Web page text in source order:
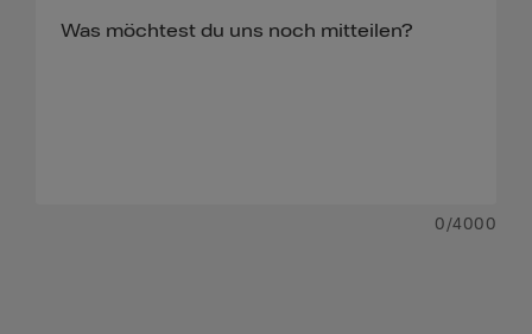
0 /4000